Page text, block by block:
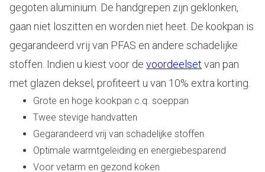
gegoten aluminium. De handgrepen zijn geklonken,
gaan niet loszitten en worden niet heet. De kookpan is
gegarandeerd vrij van PFAS en andere schadelijke
stoffen. Indien u kiest voor devoordeelset van pan
met glazen deksel, profiteert u van 10% extra korting.
Grote en hoge kookpan c.q. soeppan
Twee stevige handvatten
Gegarandeerd vrij van schadelijke stoffen
Optimale warmtgeleiding en energiebesparend
Voor vetarm en gezond koken